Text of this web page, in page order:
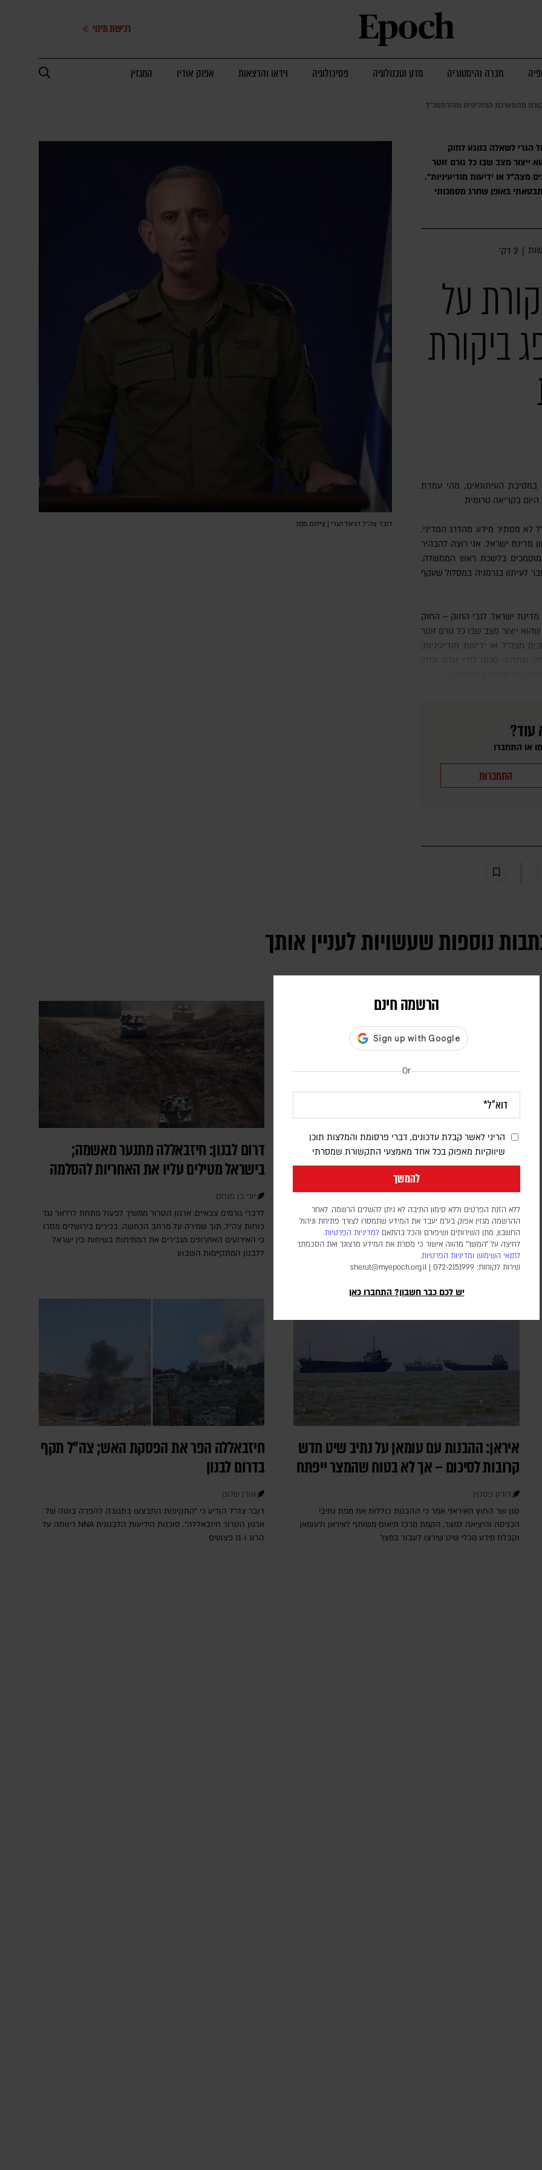
רכישת מינוי
חברה והיסטוריה מדע וטכנולוגיה פסיכולוגיה וידאו והרצאות אפוק אודיו המגזין
הרשמה חינם
Or
הריני לאשר קבלת עדכונים, דברי פרסומת והמלצות תוכן
שיווקיות מאפוק בכל אחד מאמצעי התקשורת שמסרתי
להמשך
ללא הזנת הפרטים וללא סימון התיבה לא ניתן להשלים הרשמה. לאחר
ההרשמה מגזין אפוק בע״מ יעבד את המידע שתמסרו לצורך פתיחת וניהול
החשבון, מתן השירותים ושיפורם והכל בהתאם למדיניות הפרטיות.
לחיצה על "המשך" מהווה אישור כי מסרת את המידע מרצונך ואת הסכמתך
לתנאי השימוש ומדיניות הפרטיות.
שירות לקוחות: 072-2151999 |
sherut@myepoch.org.il
יש לכם כבר חשבון? התחברו כאן
מהמערכת הפוליטית ומהרמטכ"ל
הגרי לשאלה בנוגע לחוק
ייצור מצב שבו כל גורם זוטר
מצה"ל או ידיעות מודיעיניות".
באופן שחרג מסמכותי
| 2 דק׳
על
ביקורת
במסיבת העיתונאים, מהי עמדת
בקריאה טרומית
לא מסתיר מידע מהדרג המדיני.
מדינת ישראל. אני רוצה להבהיר
בלשכת ראש הממשלה.
לעיתון בגרמניה במסלול שעקף
ייצור מצב שבו כל גורם זוטר
מצה"ל או ידיעות מודיעיניות,
שתהיה סכנה לחיי אדם ולחיי
עוד?
או התחברו
התחברות
דובר צה''ל דניאל הגרי | צילום מסך
נוספות שעשויות לעניין אותך
"דלת אחורית" התגלתה בנתבי אינטרנט
סיניים הנמכרים ברחבי העולם
לפי חברת אבטחת הסייבר VulnCheck‎, שאיתרה את הפרצה,
הרכיב לשליטה מרחוק הוטמע בלפחות 20 דגמים של החברה
הסינית Shenzhen Zhibotong Electronics‎, מקבל גישה לרמת
ההרשאה הגבוהה ביותר במערכת ומתקשר עם שרתים חיצוניים
דרום לבנון: חיזבאללה מתנער מאשמה;
בישראל מטילים עליו את האחריות להסלמה
יוני בן מנחם
לדברי גורמים צבאיים, ארגון הטרור ממשיך לפעול מתחת לרדאר נגד
כוחות צה"ל, תוך שמירה על מרחב הכחשה. בכירים בירושלים מסרו
כי האירועים האחרונים מגבירים את המתיחות בשיחות בין ישראל
ללבנון המתקיימות השבוע
איראן: ההבנות עם עומאן על נתיב שיט חדש
קרובות לסיכום – אך לא בטוח שהמצר ייפתח
דורון פסקין
סגן שר החוץ האיראני אמר כי ההבנות כוללות את מפת נתיבי
הכניסה והיציאה למצר, הקמת מרכז תיאום משותף לאיראן ולעומאן
וקבלת מידע מכלי שיט שירצו לעבור במצר
חיזבאללה הפר את הפסקת האש; צה"ל תקף
בדרום לבנון
אורן שלום
דובר צה"ל הודיע כי "התקיפות התבצעו בתגובה להפרה בוטה של
ארגון הטרור חיזבאללה". סוכנות הידיעות הלבנונית NNA דיווחה על
הרוג ו-11 פצועים